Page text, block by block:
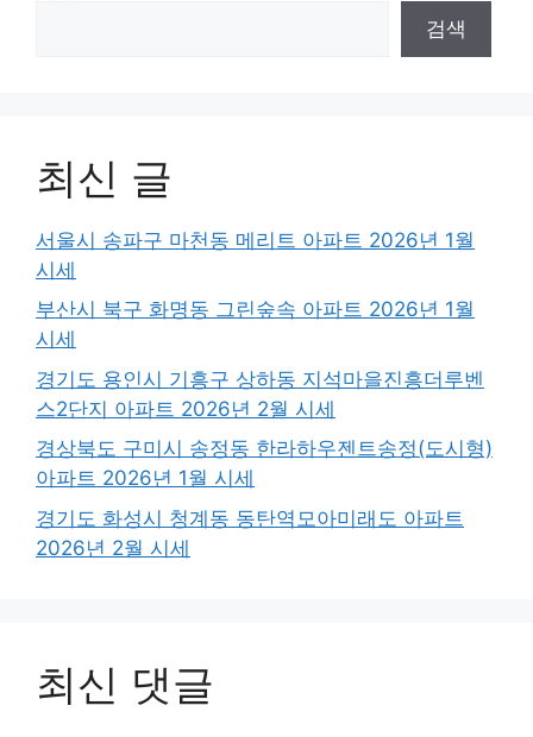
검색
최신 글
서울시 송파구 마천동 메리트 아파트 2026년 1월
시세
부산시 북구 화명동 그린숲속 아파트 2026년 1월
시세
경기도 용인시 기흥구 상하동 지석마을진흥더루벤
스2단지 아파트 2026년 2월 시세
경상북도 구미시 송정동 한라하우젠트송정(도시형)
아파트 2026년 1월 시세
경기도 화성시 청계동 동탄역모아미래도 아파트
2026년 2월 시세
최신 댓글